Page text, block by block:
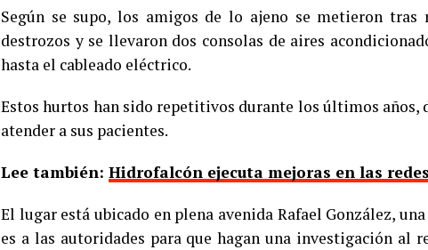
Según se supo, los amigos de lo ajeno se metieron tras
destrozos y se llevaron dos consolas de aires
hasta el cableado eléctrico.
Estos hurtos han sido repetitivos durante los últimos
atender a sus pacientes.
Lee también: Hidrofalcón ejecuta mejoras en las
El lugar está ubicado en plena avenida Rafael González,
es a las autoridades para que hagan una investigación al